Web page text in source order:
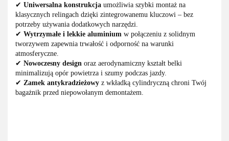
✔ Uniwersalna konstrukcja umożliwia szybki montaż na
klasycznych relingach dzięki zintegrowanemu kluczowi – bez
potrzeby używania dodatkowych narzędzi.
✔ Wytrzymałe i lekkie aluminium w połączeniu z solidnym
tworzywem zapewnia trwałość i odporność na warunki
atmosferyczne.
✔ Nowoczesny design oraz aerodynamiczny kształt belki
minimalizują opór powietrza i szumy podczas jazdy.
✔ Zamek antykradzieżowy z wkładką cylindryczną chroni Twój
bagażnik przed niepowołanym demontażem.